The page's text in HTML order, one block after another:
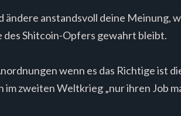
ändere anstandsvoll deine Meinung,
des Shitcoin-Opfers gewahrt bleibt.
wenn es das Richtige ist
im zweiten Weltkrieg „nur ihren Job